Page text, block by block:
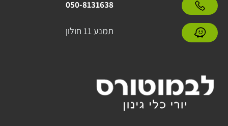
050-8131638
תמנע 11 חולון